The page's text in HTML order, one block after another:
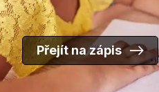
Přejít na zápis